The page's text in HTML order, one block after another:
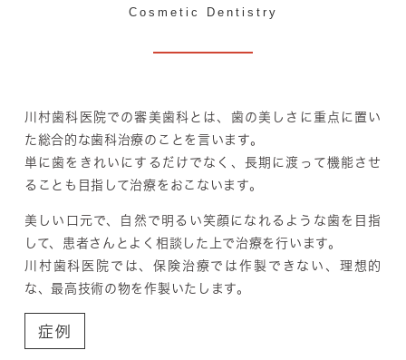
Cosmetic Dentistry
川村歯科医院での審美歯科とは、 歯の美しさ に重点に置い
た総合的な歯科治療のことを言います。
単に歯をきれいにするだけでなく、 長期に渡って機能 させ
ることも目指して治療をおこないます。
美しい口元で、自然で明るい笑顔になれるような歯を目指
して、患者さんとよく相談した上で治療を行います。
川村歯科医院では、保険治療では作製できない、理想的
な、最高技術の物を作製いたします。
症例